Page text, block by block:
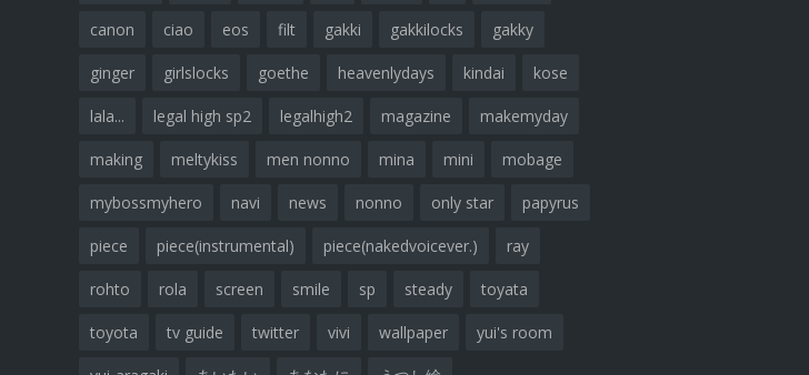
canon ciao eos filt gakki gakkilocks gakky
ginger girlslocks goethe heavenlydays kindai kose
lala... legal high sp2 legalhigh2 magazine makemyday
making meltykiss men nonno mina mini mobage
mybossmyhero navi news nonno only star papyrus
piece piece(instrumental) piece(nakedvoicever.) ray
rohto rola screen smile sp steady toyata
toyota tv guide twitter vivi wallpaper yui's room